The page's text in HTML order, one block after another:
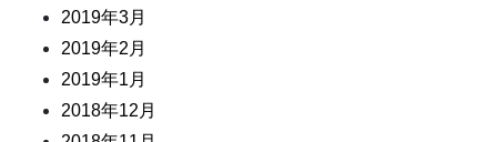
2019年3月
2019年2月
2019年1月
2018年12月